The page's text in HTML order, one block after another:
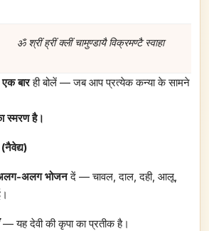
ॐ श्रीं ह्रीं क्लीं चामुण्डायै विक्रमण्टै स्वाहा
एक बारही बोलें — जब आप प्रत्येक कन्या के सामने
स्मरण है।
अलग भोजनदें — चावल, दाल, दही, आलू,
— यह देवी की कृपा का प्रतीक है।